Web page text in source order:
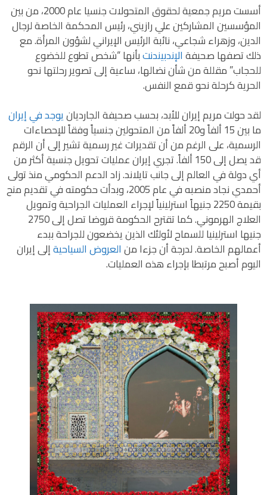
أسست مريم جمعية لحقوق المتحولات جنسيا عام 2000، من بين
المؤسسين المشاركين علي رازيني، رئيس المحكمة الخاصة لرجال
الدين، وزهراء شجاعي، نائبة الرئيس الإيراني لشؤون المرأة. مع
ذلك تصفها صحيفةالإندبيندنتبأنها “شخص تطوع للخضوع
للحجاب” مقللة من شأن نضالها، ساعية إلى تصوير رحلتها نحو
الحرية كرحلة نحو قمع النفس.
لقد حولت مريم إيران للأبد، بحسب صحيفة الجارديانيوجد في إيران
ما بين 15 ألفاً و20 ألفاً من المتحولين جنسياً وفقاً للإحصاءات
الرسمية، على الرغم من أن تقديرات غير رسمية تشير إلى أن الرقم
قد يصل إلى 150 ألفاً. تجري إيران عمليات تحويل جنسية أكثر من
أي دولة في العالم إلى جانب تايلاند. زاد الدعم الحكومي منذ تولى
أحمدي نجاد منصبه في عام 2005، وبدأت حكومته في تقديم منح
بقيمة 2250 جنيهاً استرلينياً لإجراء العمليات الجراحية وتمويل
العلاج الهرموني. كما تقترح الحكومة قروضا تصل إلى 2750
جنيها استرلينيا للسماح لأولئك الذين يخضعون للجراحة ببدء
أعمالهم الخاصة. لدرجة أن جزءا منالعروض السياحيةإلى إيران
اليوم أصبح مرتبطا بإجراء هذه العمليات.